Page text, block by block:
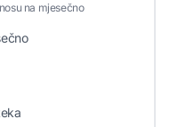
na mjesečno